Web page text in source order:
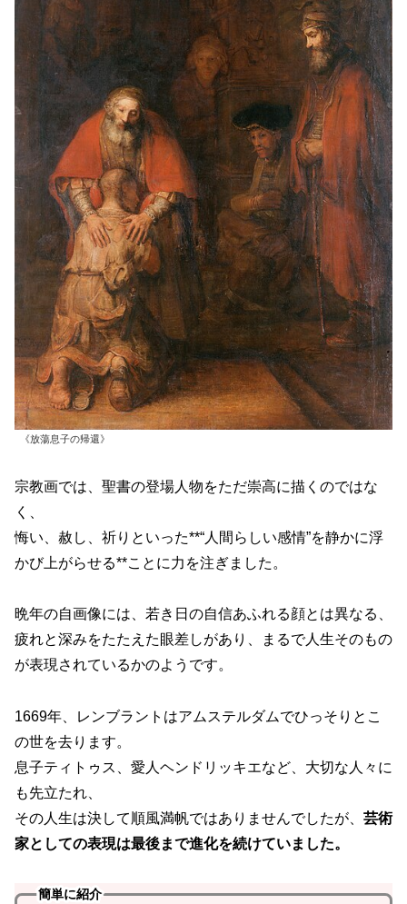
《放蕩息子の帰還》
宗教画では、聖書の登場人物をただ崇高に描くのではな
く、
悔い、赦し、祈りといった**“人間らしい感情”を静かに浮
かび上がらせる**ことに力を注ぎました。
晩年の自画像には、若き日の自信あふれる顔とは異なる、
疲れと深みをたたえた眼差しがあり、まるで人生そのもの
が表現されているかのようです。
1669年、レンブラントはアムステルダムでひっそりとこ
の世を去ります。
息子ティトゥス、愛人ヘンドリッキエなど、大切な人々に
も先立たれ、
その人生は決して順風満帆ではありませんでしたが、 芸術
家としての表現は最後まで進化を続けていました。
簡単に紹介